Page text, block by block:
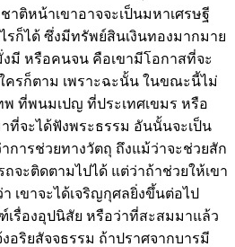
ติหน้าเขาอาจจะเป็นมหาเศรษฐี
รก็ได้ ซึ่งมีทรัพย์สินเงินทองมากมาย
มี หรือคนจน คือเขามีโอกาสที่จะ
ครก็ตาม เพราะฉะนั้น ในขณะนี้ไม่
พ ที่พนมเปญ ที่ประเทศเขมร หรือ
ที่จะได้ฟังพระธรรม อันนั้นจะเป็น
การช่วยทางวัตถุ ถึงแม้ว่าจะช่วยสัก
จะติดตามไปได้ แต่ว่าถ้าช่วยให้เขา
เขาจะได้เจริญกุศลยิ่งขึ้นต่อไป
เรื่องอุปนิสัย หรือว่าที่สะสมมาแล้ว
อริยสัจจธรรม ถ้าปราศจากบารมี